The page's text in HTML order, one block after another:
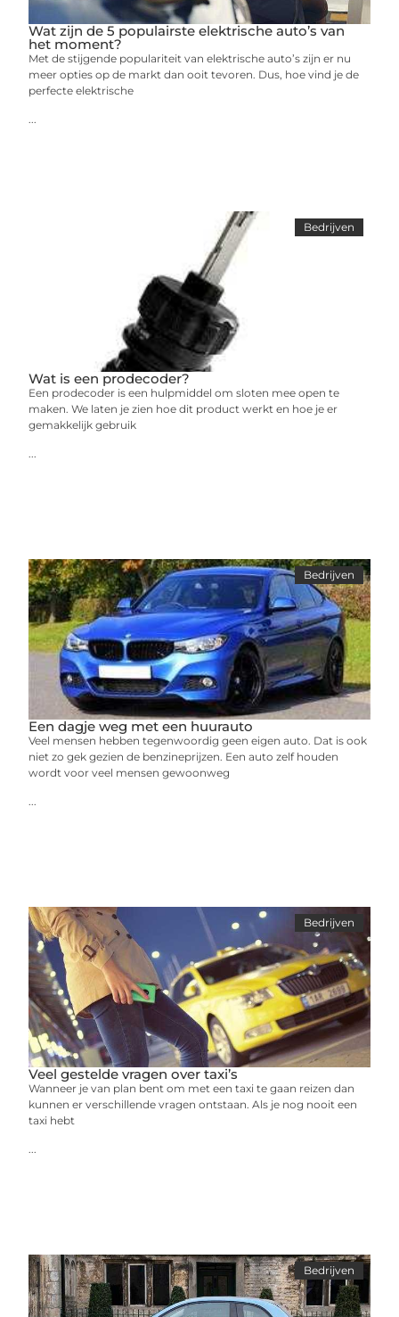
Wat zijn de 5 populairste elektrische auto’s van
het moment?
Met de stijgende populariteit van elektrische auto’s zijn er nu
meer opties op de markt dan ooit tevoren. Dus, hoe vind je de
perfecte elektrische
...
Bedrijven
Wat is een prodecoder?
Een prodecoder is een hulpmiddel om sloten mee open te
maken. We laten je zien hoe dit product werkt en hoe je er
gemakkelijk gebruik
...
Bedrijven
Een dagje weg met een huurauto
Veel mensen hebben tegenwoordig geen eigen auto. Dat is ook
niet zo gek gezien de benzineprijzen. Een auto zelf houden
wordt voor veel mensen gewoonweg
...
Bedrijven
Veel gestelde vragen over taxi’s
Wanneer je van plan bent om met een taxi te gaan reizen dan
kunnen er verschillende vragen ontstaan. Als je nog nooit een
taxi hebt
...
Bedrijven